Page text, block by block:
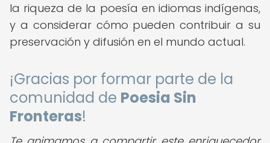
la riqueza de la poesía en idiomas indígenas,
y a considerar cómo pueden contribuir a su
preservación y difusión en el mundo actual.
¡Gracias por formar parte de la
comunidad de Poesia Sin
Fronteras!